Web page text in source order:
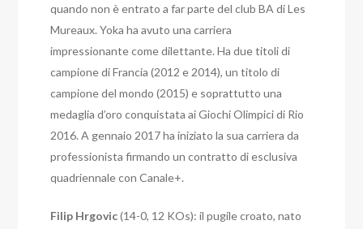
quando non è entrato a far parte del club BA di Les
Mureaux. Yoka ha avuto una carriera
impressionante come dilettante.Ha due titoli di
campione di Francia (2012 e 2014), un titolo di
campione del mondo (2015) e soprattutto una
medaglia d’oro conquistata ai Giochi Olimpici di Rio
2016. A gennaio 2017 ha iniziato la sua carriera da
professionista firmando un contratto di esclusiva
quadriennale con Canale+.
Filip Hrgovic(14-0, 12 KOs): il pugile croato, nato